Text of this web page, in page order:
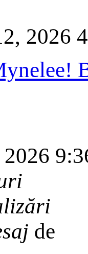
2026
de